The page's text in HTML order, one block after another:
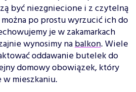
być niezgniecione i z czytelną
po prostu wyrzucić ich do
je w zakamarkach
wynosimy nabalkon. Wiele
oddawanie butelek do
domowy obowiązek, który
w mieszkaniu.